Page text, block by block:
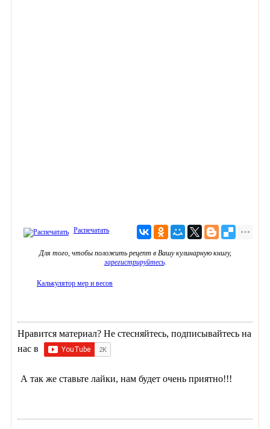
Распечатать
Для того, чтобы положить рецепт в Вашу кулинарную книгу,
зарегистрируйтесь.
Калькулятор мер и весов
Нравится материал? Не стесняйтесь, подписывайтесь на
нас в
А так же ставьте лайки, нам будет очень приятно!!!